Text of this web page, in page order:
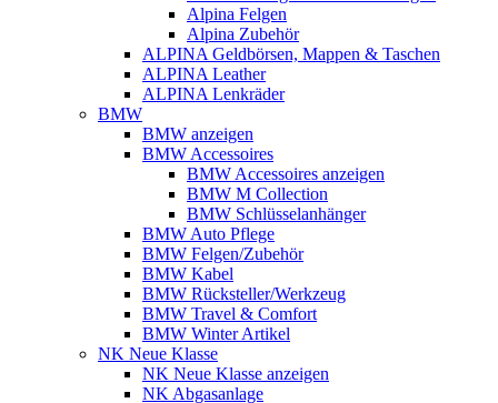
Alpina Felgen
Alpina Zubehör
ALPINA Geldbörsen, Mappen & Taschen
ALPINA Leather
ALPINA Lenkräder
BMW
BMW anzeigen
BMW Accessoires
BMW Accessoires anzeigen
BMW M Collection
BMW Schlüsselanhänger
BMW Auto Pflege
BMW Felgen/Zubehör
BMW Kabel
BMW Rücksteller/Werkzeug
BMW Travel & Comfort
BMW Winter Artikel
NK Neue Klasse
NK Neue Klasse anzeigen
NK Abgasanlage